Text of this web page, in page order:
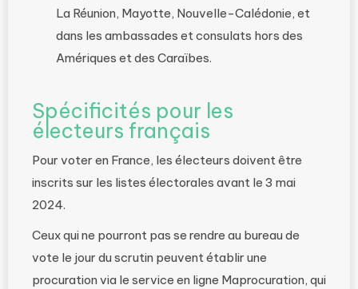
La Réunion, Mayotte, Nouvelle-Calédonie, et
dans les ambassades et consulats hors des
Amériques et des Caraïbes.
Spécificités pour les
électeurs français
Pour voter en France, les électeurs doivent être
inscrits sur les listes électorales avant le 3 mai
2024.
Ceux qui ne pourront pas se rendre au bureau de
vote le jour du scrutin peuvent établir une
procuration via le service en ligne Maprocuration, qui